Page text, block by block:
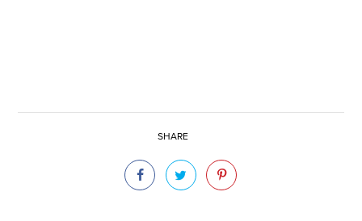
SHARE